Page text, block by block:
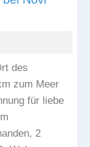
des
zum Meer
für liebe
2